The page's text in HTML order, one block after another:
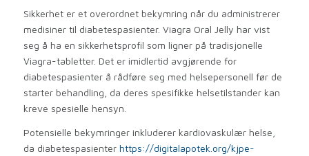
Sikkerhet er et overordnet bekymring når du administrerer
medisiner til diabetespasienter. Viagra Oral Jelly har vist
seg å ha en sikkerhetsprofil som ligner på tradisjonelle
Viagra-tabletter. Det er imidlertid avgjørende for
diabetespasienter å rådføre seg med helsepersonell før de
starter behandling, da deres spesifikke helsetilstander kan
kreve spesielle hensyn.
Potensielle bekymringer inkluderer kardiovaskulær helse,
da diabetespasienter https://digitalapotek.org/kjpe-